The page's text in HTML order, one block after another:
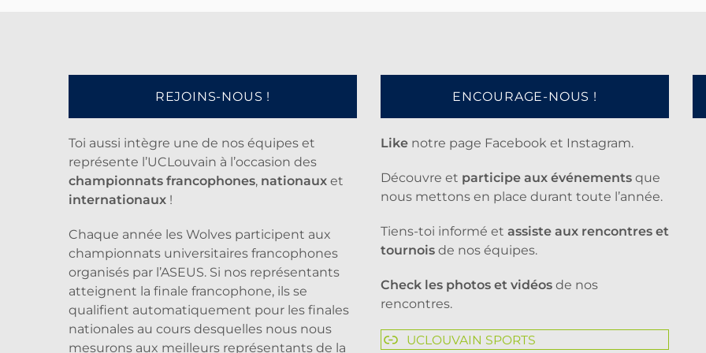
REJOINS-NOUS !
Toi aussi intègre une de nos équipes et
représente l’UCLouvain à l’occasion des
championnats francophones, nationaux et
internationaux !
Chaque année les Wolves participent aux
championnats universitaires francophones
organisés par l’ASEUS. Si nos représentants
atteignent la finale francophone, ils se
qualifient automatiquement pour les finales
nationales au cours desquelles nous nous
mesurons aux meilleurs représentants de la
ENCOURAGE-NOUS !
Like notre page Facebook et Instagram.
Découvre et participe aux événements que
nous mettons en place durant toute l’année.
Tiens-toi informé et assiste aux rencontres et
tournois de nos équipes.
Check les photos et vidéos de nos
rencontres.
UCLOUVAIN SPORTS